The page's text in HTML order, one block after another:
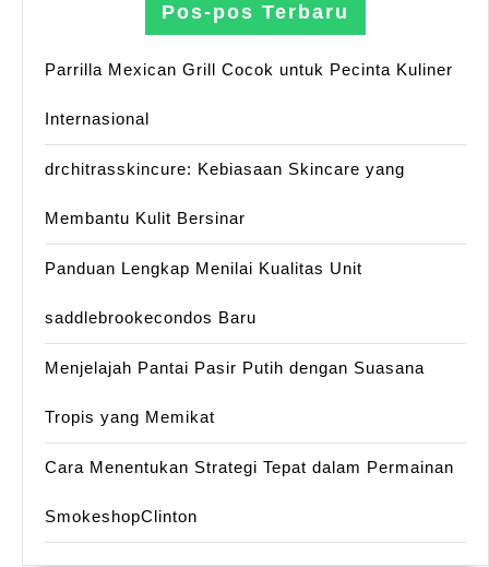
Pos-pos Terbaru
Parrilla Mexican Grill Cocok untuk Pecinta Kuliner
Internasional
drchitrasskincure: Kebiasaan Skincare yang
Membantu Kulit Bersinar
Panduan Lengkap Menilai Kualitas Unit
saddlebrookecondos Baru
Menjelajah Pantai Pasir Putih dengan Suasana
Tropis yang Memikat
Cara Menentukan Strategi Tepat dalam Permainan
SmokeshopClinton